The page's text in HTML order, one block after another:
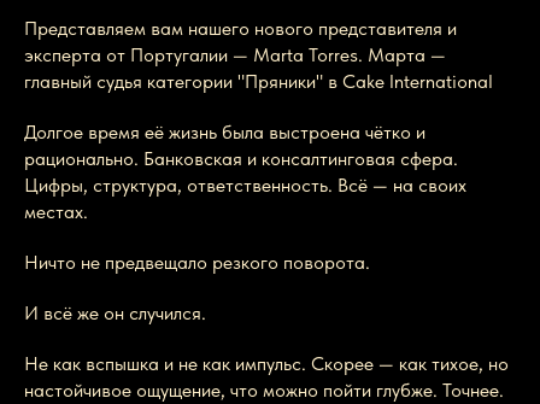
Представляем вам нашего нового представителя и
эксперта от Португалии — Marta Torres. Марта —
главный судья категории "Пряники" в Сake International
Долгое время её жизнь была выстроена чётко и
рационально. Банковская и консалтинговая сфера.
Цифры, структура, ответственность. Всё — на своих
местах.
Ничто не предвещало резкого поворота.
И всё же он случился.
Не как вспышка и не как импульс. Скорее — как тихое, но
настойчивое ощущение, что можно пойти глубже. Точнее.